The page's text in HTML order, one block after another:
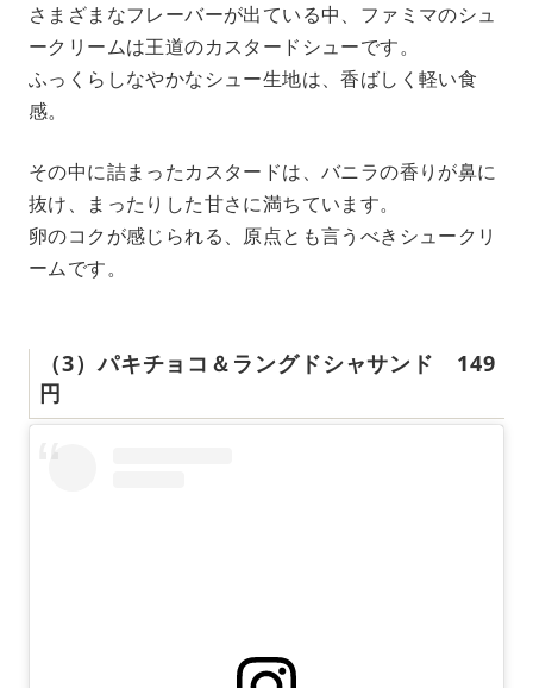
さまざまなフレーバーが出ている中、ファミマのシュ
ークリームは王道のカスタードシューです。
ふっくらしなやかなシュー生地は、香ばしく軽い食
感。
その中に詰まったカスタードは、バニラの香りが鼻に
抜け、まったりした甘さに満ちています。
卵のコクが感じられる、原点とも言うべきシュークリ
ームです。
（3）パキチョコ＆ラングドシャサンド 149
円